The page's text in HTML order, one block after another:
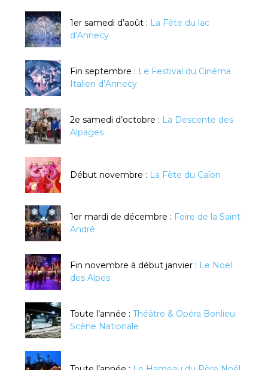
1er samedi d’août : La Fête du lac
d’Annecy
Fin septembre : Le Festival du Cinéma
Italien d’Annecy
2e samedi d’octobre : La Descente des
Alpages
Début novembre : La Fête du Caïon
1er mardi de décembre : Foire de la Saint
André
Fin novembre à début janvier : Le Noël
des Alpes
Toute l’année : Théâtre & Opéra Bonlieu
Scène Nationale